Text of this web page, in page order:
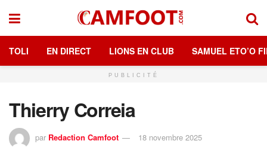
TOLI EN DIRECT LIONS EN CLUB SAMUEL ETO’O
PUBLICITÉ
Thierry Correia
par Redaction Camfoot 18 novembre 2025